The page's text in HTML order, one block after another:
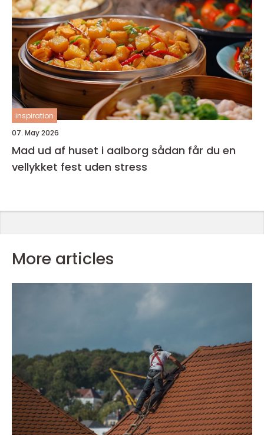
inspiration
07. May 2026
Mad ud af huset i aalborg sådan får du en
vellykket fest uden stress
More articles